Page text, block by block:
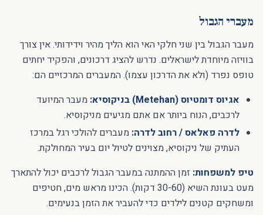
מעברי הגבול
מעבר הגבול בין שני חלקי האי הוא הליך מהיר וידידותי. אין צורך
בוויזה מיוחדת לישראלים. נדרש להציג דרכונים, והפקיד יחתים
טופס נפרד (ולא את הדרכון עצמו). המעברים המרכזיים הם:
אגיוס דומטיוס (Metehan) בניקוסיא:
מעבר המיועד
לרכבים, הנוח ביותר אם אתם מגיעים מניקוסיא.
לדרה פאלאס / רחוב לדרה: מעברים להולכי רגל במרכז
העתיק של ניקוסיא, מצוינים לטיול יום בעיר המחולקת.
טיפ למשפחות: זמן ההמתנה במעבר הגבול לרכבים יכול להתארך
מעט בעונת השיא (30-60 דקות). הכינו מראש מים, חטיפים
ומשחקים קטנים לילדים כדי להעביר את הזמן בנעימים.